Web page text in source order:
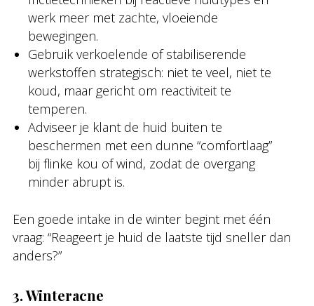
werk meer met zachte, vloeiende
bewegingen.
Gebruik verkoelende of stabiliserende
werkstoffen strategisch: niet te veel, niet te
koud, maar gericht om reactiviteit te
temperen.
Adviseer je klant de huid buiten te
beschermen met een dunne “comfortlaag”
bij flinke kou of wind, zodat de overgang
minder abrupt is.
Een goede intake in de winter begint met één
vraag: “Reageert je huid de laatste tijd sneller dan
anders?”
3. Winteracne